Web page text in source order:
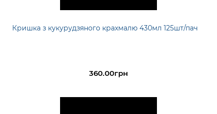
Кришка з кукурудзяного крахмалю 430мл 125шт/пач
360.00грн